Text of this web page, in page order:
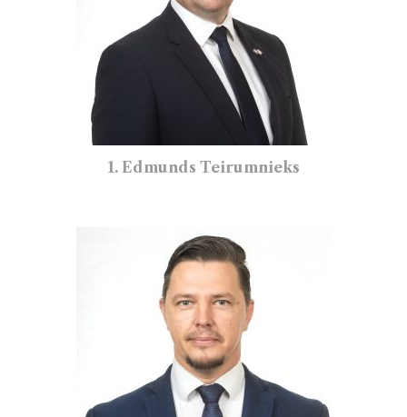
1. Edmunds Teirumnieks